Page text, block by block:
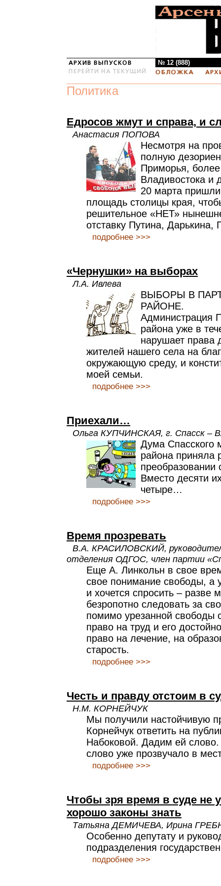
№ 12 (888)
Политика
Едросов жмут и справа, и
Анастасия ПОПОВА
Несмотря на
полную
Приморья,
Владивостока и
20 марта
площадь столицы края,
решительное «НЕТ»
отставку Путина, Дарькина,
подробнее >>>
«Чернушки» на выборах
Л.А. Ивлева
ВЫБОРЫ В
РАЙОНЕ.
Администрация
района уже в
нарушает права
жителей нашего села на
окружающую среду, и
моей семьи.
подробнее >>>
Приехали…
Ольга КУПЧИНСКАЯ, г. Спасск –
Дума Спасского
района приняла
преобразовании
Вместо десяти
четыре…
подробнее >>>
Время прозревать
В.А. КРАСИЛОВСКИЙ,
отделения ОДГОС, член партии
Еще А. Линкольн в свое
свое понимание свободы, а
и хочется спросить –
безропотно следовать за
помимо урезанной свободы
право на труд и его
право на лечение, на
старость.
подробнее >>>
Честь и правду отстоим в
Н.М. КОРНЕЙЧУК
Мы получили настойчивую
Корнейчук ответить на
Набоковой. Дадим ей
слово уже прозвучало в
подробнее >>>
Чтобы зря время в суде не
хорошо законы знать
Татьяна ДЕМИЧЕВА, Ирина
Особенно депутату и
подразделения
подробнее >>>